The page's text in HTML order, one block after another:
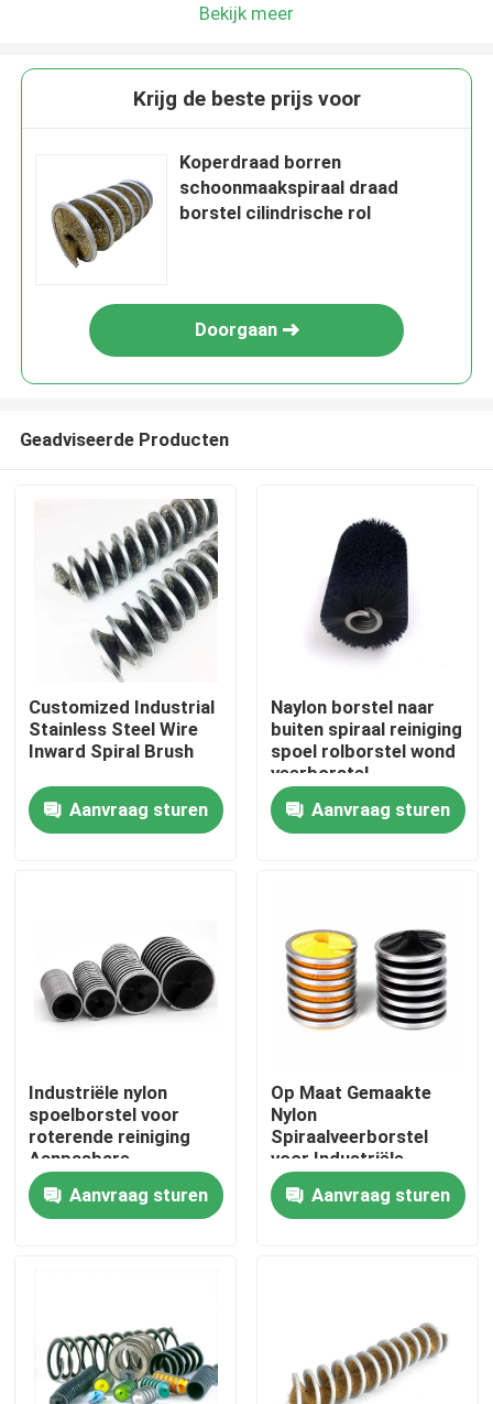
Thuis
Producten
Fabrieksreis
Contacteer ons
Vraag een offerte aan
industriële cilindrische borstel
industriële rolborstel
Bekijk meer
Krijg de beste prijs voor
Koperdraad borren
schoonmaakspiraal draad
borstel cilindrische rol
Doorgaan
Geadviseerde Producten
Customized Industrial
Stainless Steel Wire
Inward Spiral Brush
Aanvraag sturen
Naylon borstel naar
buiten spiraal reiniging
spoel rolborstel wond
veerborstel
Aanvraag sturen
Industriële nylon
spoelborstel voor
roterende reiniging
Aanpasbare
afmetingen
Aanvraag sturen
Op Maat Gemaakte
Nylon
Spiraalveerborstel
voor Industriële
Reiniging
Aanvraag sturen